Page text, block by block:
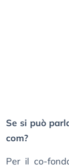
Se si può
com?
Per il co-